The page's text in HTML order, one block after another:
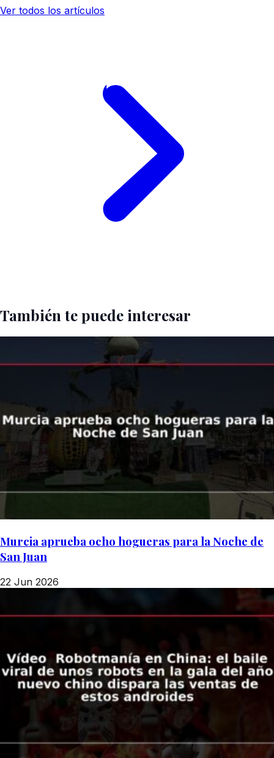
Ver todos los artículos
También te puede interesar
Murcia aprueba ocho hogueras para la Noche de
San Juan
22 Jun 2026